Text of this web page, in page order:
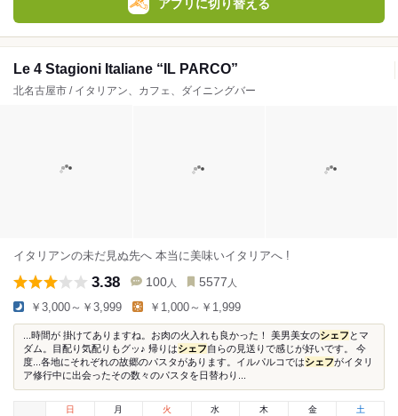
アプリに切り替える
Le 4 Stagioni Italiane “IL PARCO”
北名古屋市 / イタリアン、カフェ、ダイニングバー
イタリアンの未だ見ぬ先へ 本当に美味いイタリアへ !
3.38 100 人 5577 人
￥3,000～￥3,999 ￥1,000～￥1,999
...時間が 掛けてありますね。お肉の火入れも良かった！ 美男美女のシェフ とマ
ダム。目配り気配りもグッ♪ 帰りはシェフ自らの見送りで感じが好いです。 今
度...各地にそれぞれの故郷のパスタがあります。イルパルコではシェフがイタリ
ア修行中に出会ったその数々のパスタを日替わり...
日
月 火 水 木 金 土